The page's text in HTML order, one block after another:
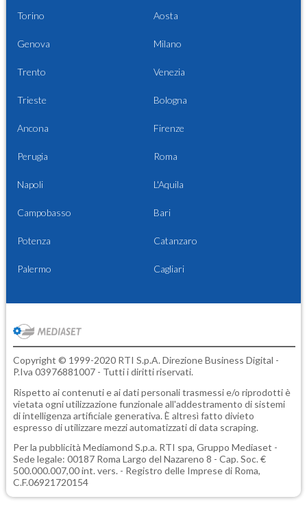
Torino Aosta
Genova Milano
Trento Venezia
Trieste Bologna
Ancona Firenze
Perugia Roma
Napoli L'Aquila
Campobasso Bari
Potenza Catanzaro
Palermo Cagliari
Copyright © 1999-2020 RTI S.p.A. Direzione Business Digital -
P.Iva 03976881007 - Tutti i diritti riservati.
Rispetto ai contenuti e ai dati personali trasmessi e/o riprodotti è
vietata ogni utilizzazione funzionale all'addestramento di sistemi
di intelligenza artificiale generativa. È altresì fatto divieto
espresso di utilizzare mezzi automatizzati di data scraping.
Per la pubblicità Mediamond S.p.a. RTI spa, Gruppo Mediaset -
Sede legale: 00187 Roma Largo del Nazareno 8 - Cap. Soc. €
500.000.007,00 int. vers. - Registro delle Imprese di Roma,
C.F.06921720154